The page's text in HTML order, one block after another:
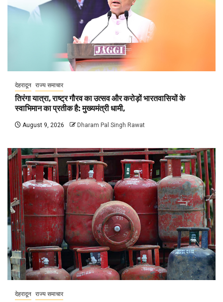
देहरादून राज्य समाचार
तिरंगा यात्रा, राष्ट्र गौरव का उत्सव और करोड़ों भारतवासियों के
स्वाभिमान का प्रतीक है: मुख्यमंत्री धामी,
August 9, 2026 Dharam Pal Singh Rawat
देहरादून राज्य समाचार